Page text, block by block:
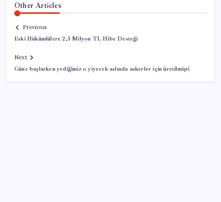
Other Articles
Previous
Eski Hükümlülere 2,5 Milyon TL Hibe Desteği
Next
Güne başlarken yediğimiz o yiyecek aslında askerler için üretilmişti